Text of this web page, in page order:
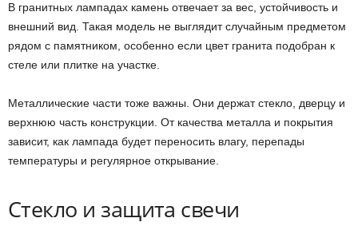
В гранитных лампадах камень отвечает за вес, устойчивость и
внешний вид. Такая модель не выглядит случайным предметом
рядом с памятником, особенно если цвет гранита подобран к
стеле или плитке на участке.
Металлические части тоже важны. Они держат стекло, дверцу и
верхнюю часть конструкции. От качества металла и покрытия
зависит, как лампада будет переносить влагу, перепады
температуры и регулярное открывание.
Стекло и защита свечи